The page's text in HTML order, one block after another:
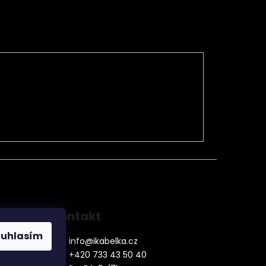
Kontakt
info@ikabelka.cz
+420 733 43 50 40